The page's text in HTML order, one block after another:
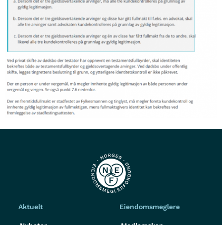
Aktuelt Eiendomsmeglere